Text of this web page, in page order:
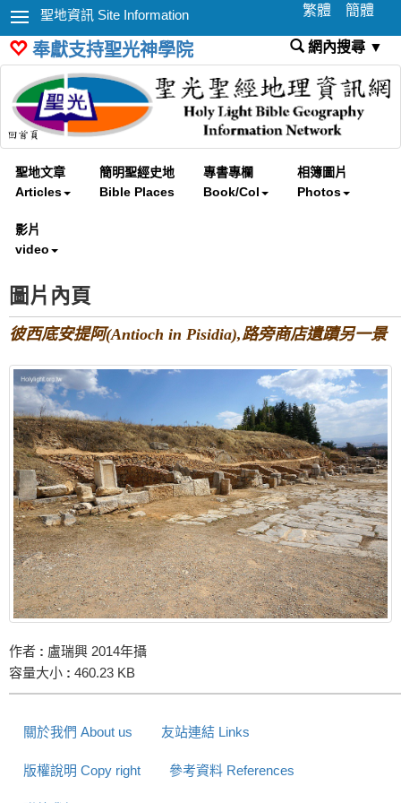
聖地資訊 Site Information 繁體 簡體
奉獻支持聖光神學院 網內搜尋 ▼
聖地文章
Articles
簡明聖經史地
Bible Places
專書專欄
Book/Col
相簿圖片
Photos
影片
video
圖片內頁
彼西底安提阿(Antioch in Pisidia),路旁商店遺蹟另一景
作者 : 盧瑞興 2014年攝
容量大小 : 460.23 KB
關於我們 About us 友站連結 Links
版權說明 Copy right 參考資料 References